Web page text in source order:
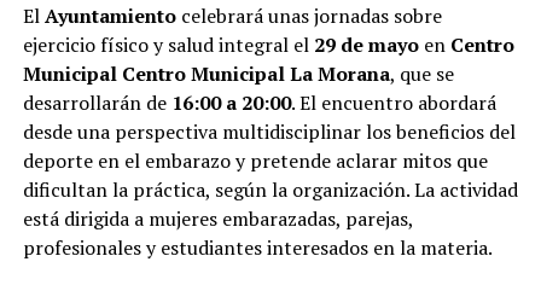
ElAyuntamientocelebrará unas jornadas sobre
ejercicio físico y salud integral el 29 de mayoen Centro
Municipal Centro Municipal La Morana, que se
desarrollarán de 16:00 a 20:00. El encuentro abordará
desde una perspectiva multidisciplinar los beneficios del
deporte en el embarazo y pretende aclarar mitos que
dificultan la práctica, según la organización. La actividad
está dirigida a mujeres embarazadas, parejas,
profesionales y estudiantes interesados en la materia.